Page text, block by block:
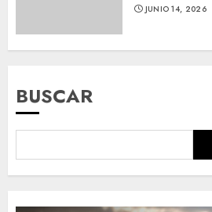
JUNIO 14, 2026
BUSCAR